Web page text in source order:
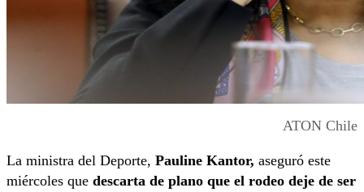
ATON Chile
La ministra del Deporte, Pauline Kantor, aseguró este
miércoles que descarta de plano que el rodeo deje de ser